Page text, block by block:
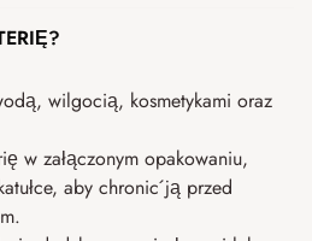
wilgocią, kosmetykami oraz
w załączonym opakowaniu,
aby chronić ją przed